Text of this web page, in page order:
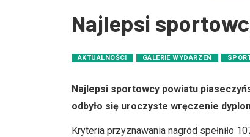
Najlepsi
AKTUALNOŚCI GALERIE WYDARZEŃ
Najlepsi sportowcy powiatu
odbyło się uroczyste wręczenie
Kryteria przyznawania nagród spełniło